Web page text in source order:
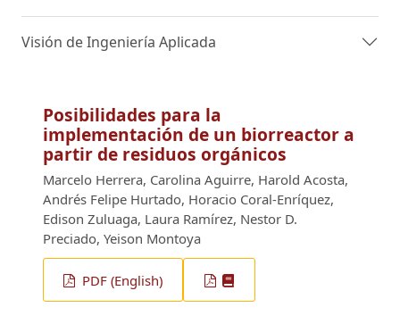
Visión de Ingeniería Aplicada
Posibilidades para la
implementación de un biorreactor a
partir de residuos orgánicos
Marcelo Herrera, Carolina Aguirre, Harold Acosta,
Andrés Felipe Hurtado, Horacio Coral-Enríquez,
Edison Zuluaga, Laura Ramírez, Nestor D.
Preciado, Yeison Montoya
PDF (English)